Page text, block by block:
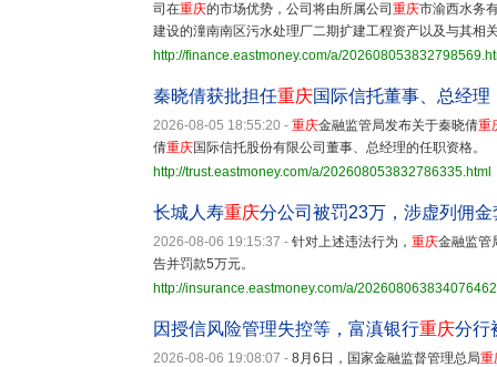
司在重庆的市场优势，公司将由所属公司 重庆市渝西水务
建设的潼南南区污水处理厂二期扩建工程资产以及与其相
http://finance.eastmoney.com/a/
秦晓倩获批担任重庆国际信托董事、总经理
2026-08-05 18:55:20 - 重庆金融监管局发布关于秦晓倩重
倩重庆国际信托股份有限公司董事、总经理的任职资格。
http://trust.eastmoney.com/a/202608053832786335.html
长城人寿重庆分公司被罚23万，涉虚列佣金
2026-08-06 19:15:37 - 针对上述违法行为， 重庆金融监管
告并罚款5万元。
http://insurance.eastmoney.com/a/
因授信风险管理失控等，富滇银行重庆分行
2026-08-06 19:08:07 - 8月6日，国家金融监督管理总局重